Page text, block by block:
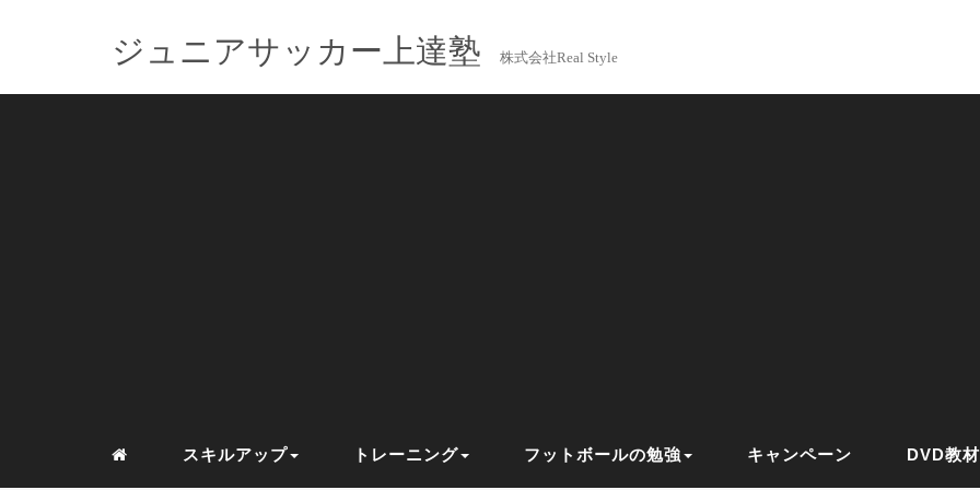
ジュニアサッカー上達塾 株式会社Real Style
スキルアップ トレーニング フットボールの勉強 キャンペーン DVD教材